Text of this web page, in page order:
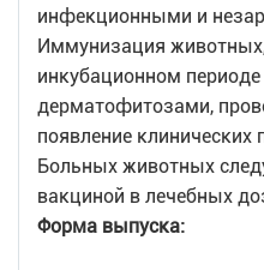
инфекционными и
Иммунизация
инкубационном
дерматофитозами,
появление клинических
Больных животных
вакциной в лечебных
Форма выпуска: